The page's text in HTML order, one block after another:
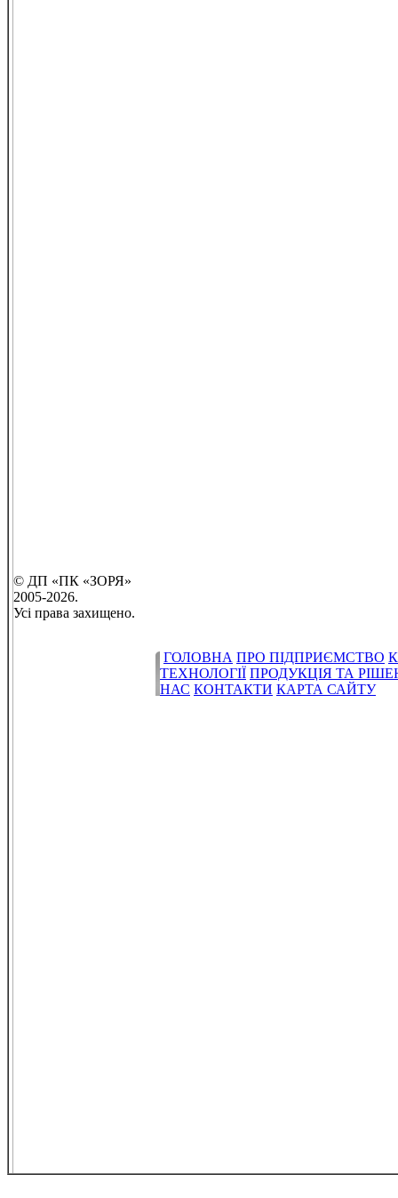
© ДП «ПК «ЗОРЯ»
2005-2026.
Усі права захищено.
ГОЛОВНА ПРО ПІДПРИЄМСТВО
ТЕХНОЛОГІЇ ПРОДУКЦІЯ ТА
НАС КОНТАКТИ КАРТА САЙТУ